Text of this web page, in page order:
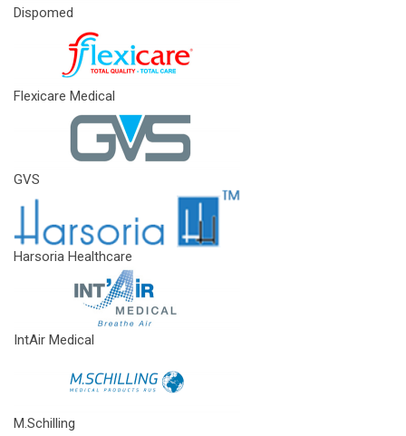
Dispomed
Flexicare Medical
GVS
Harsoria Healthcare
IntAir Medical
M.Schilling